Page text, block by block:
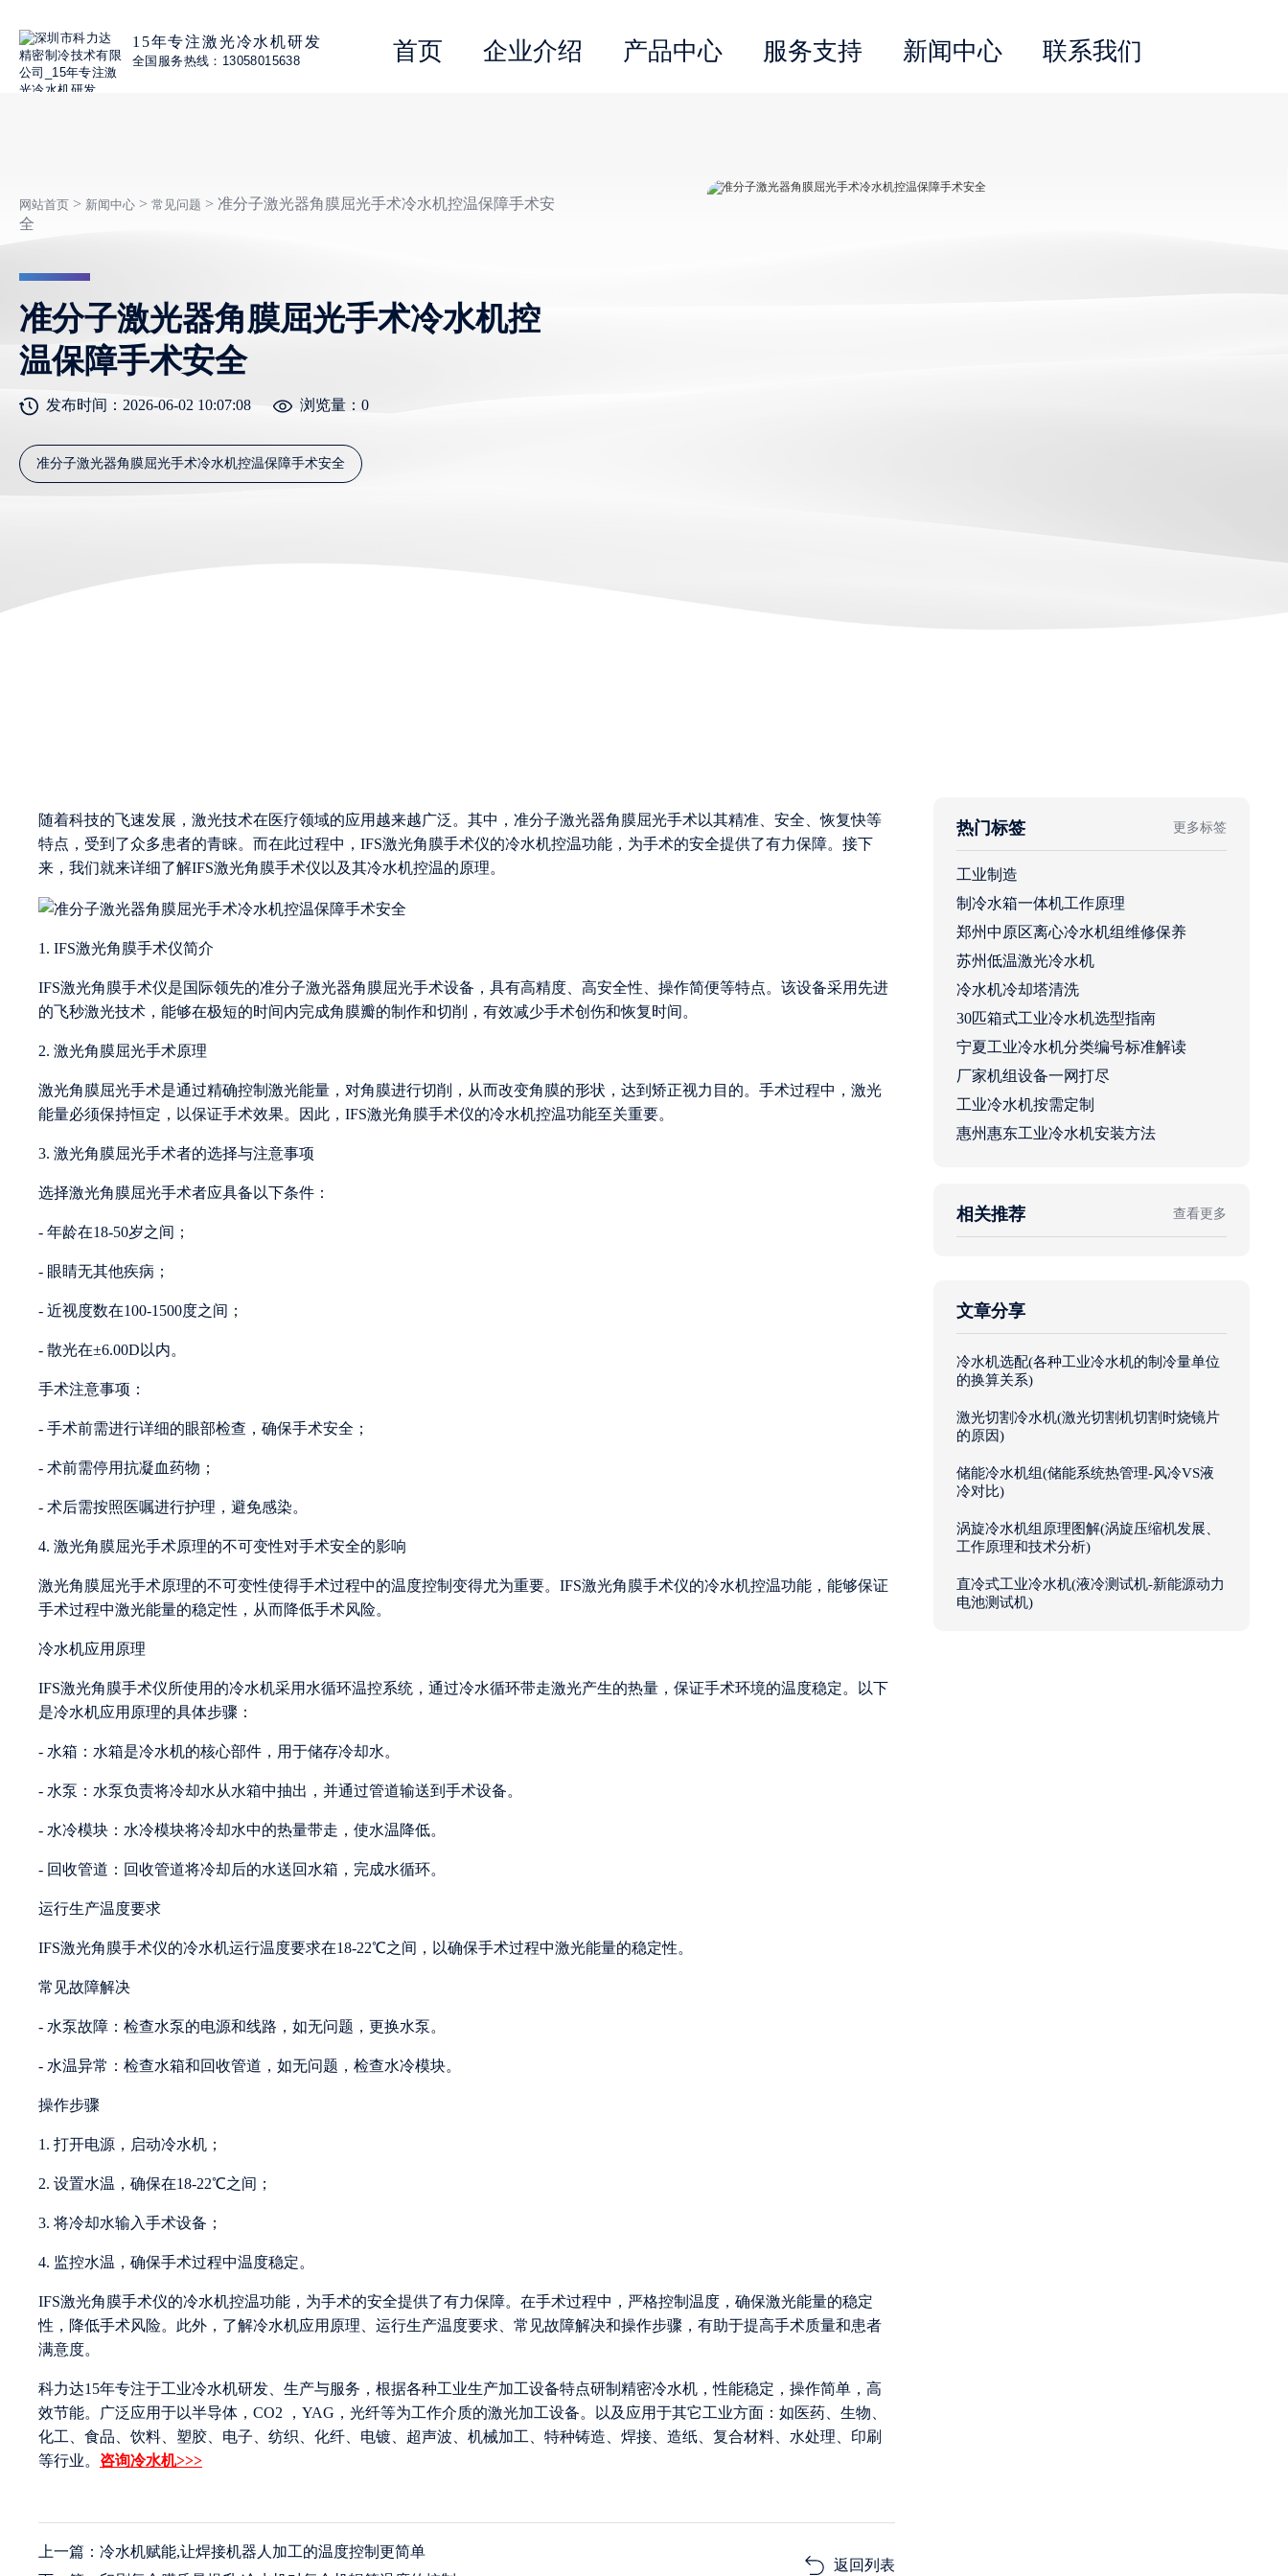
15年专注激光冷水机研发
全国服务热线：13058015638 首页 企业介绍 产品中心 服务支持 新闻中心 联系我们
网站首页 > 新闻中心 > 常见问题 > 准分子激光器角膜屈光手术冷水机控温保障手术安
全
准分子激光器角膜屈光手术冷水机控
温保障手术安全
发布时间：2026-06-02 10:07:08 浏览量： 0
准分子激光器角膜屈光手术冷水机控温保障手术安全
随着科技的飞速发展，激光技术在医疗领域的应用越来越广泛。其中，准分子激光器角膜屈光手术以其精准、安全、恢复快等
特点，受到了众多患者的青睐。而在此过程中，IFS激光角膜手术仪的冷水机控温功能，为手术的安全提供了有力保障。接下
来，我们就来详细了解IFS激光角膜手术仪以及其冷水机控温的原理。
1. IFS激光角膜手术仪简介
IFS激光角膜手术仪是国际领先的准分子激光器角膜屈光手术设备，具有高精度、高安全性、操作简便等特点。该设备采用先进
的飞秒激光技术，能够在极短的时间内完成角膜瓣的制作和切削，有效减少手术创伤和恢复时间。
2. 激光角膜屈光手术原理
激光角膜屈光手术是通过精确控制激光能量，对角膜进行切削，从而改变角膜的形状，达到矫正视力目的。手术过程中，激光
能量必须保持恒定，以保证手术效果。因此，IFS激光角膜手术仪的冷水机控温功能至关重要。
3. 激光角膜屈光手术者的选择与注意事项
选择激光角膜屈光手术者应具备以下条件：
- 年龄在18-50岁之间；
- 眼睛无其他疾病；
- 近视度数在100-1500度之间；
- 散光在±6.00D以内。
手术注意事项：
- 手术前需进行详细的眼部检查，确保手术安全；
- 术前需停用抗凝血药物；
- 术后需按照医嘱进行护理，避免感染。
4. 激光角膜屈光手术原理的不可变性对手术安全的影响
激光角膜屈光手术原理的不可变性使得手术过程中的温度控制变得尤为重要。IFS激光角膜手术仪的冷水机控温功能，能够保证
手术过程中激光能量的稳定性，从而降低手术风险。
冷水机应用原理
IFS激光角膜手术仪所使用的冷水机采用水循环温控系统，通过冷水循环带走激光产生的热量，保证手术环境的温度稳定。以下
是冷水机应用原理的具体步骤：
- 水箱：水箱是冷水机的核心部件，用于储存冷却水。
- 水泵：水泵负责将冷却水从水箱中抽出，并通过管道输送到手术设备。
- 水冷模块：水冷模块将冷却水中的热量带走，使水温降低。
- 回收管道：回收管道将冷却后的水送回水箱，完成水循环。
运行生产温度要求
IFS激光角膜手术仪的冷水机运行温度要求在18-22℃之间，以确保手术过程中激光能量的稳定性。
常见故障解决
- 水泵故障：检查水泵的电源和线路，如无问题，更换水泵。
- 水温异常：检查水箱和回收管道，如无问题，检查水冷模块。
操作步骤
1. 打开电源，启动冷水机；
2. 设置水温，确保在18-22℃之间；
3. 将冷却水输入手术设备；
4. 监控水温，确保手术过程中温度稳定。
IFS激光角膜手术仪的冷水机控温功能，为手术的安全提供了有力保障。在手术过程中，严格控制温度，确保激光能量的稳定
性，降低手术风险。此外，了解冷水机应用原理、运行生产温度要求、常见故障解决和操作步骤，有助于提高手术质量和患者
满意度。
科力达15年专注于工业冷水机研发、生产与服务，根据各种工业生产加工设备特点研制精密冷水机，性能稳定，操作简单，高
效节能。广泛应用于以半导体，CO2 ，YAG，光纤等为工作介质的激光加工设备。以及应用于其它工业方面：如医药、生物、
化工、食品、饮料、塑胶、电子、纺织、化纤、电镀、超声波、机械加工、特种铸造、焊接、造纸、复合材料、水处理、印刷
等行业。 咨询冷水机>>>
上一篇：冷水机赋能,让焊接机器人加工的温度控制更简单
返回列表
热门标签 更多标签
工业制造
制冷水箱一体机工作原理
郑州中原区离心冷水机组维修保养
苏州低温激光冷水机
冷水机冷却塔清洗
30匹箱式工业冷水机选型指南
宁夏工业冷水机分类编号标准解读
厂家机组设备一网打尽
工业冷水机按需定制
惠州惠东工业冷水机安装方法
相关推荐 查看更多
文章分享
冷水机选配(各种工业冷水机的制冷量单位
的换算关系)
激光切割冷水机(激光切割机切割时烧镜片
的原因)
储能冷水机组(储能系统热管理-风冷VS液
冷对比)
涡旋冷水机组原理图解(涡旋压缩机发展、
工作原理和技术分析)
直冷式工业冷水机(液冷测试机-新能源动力
电池测试机)